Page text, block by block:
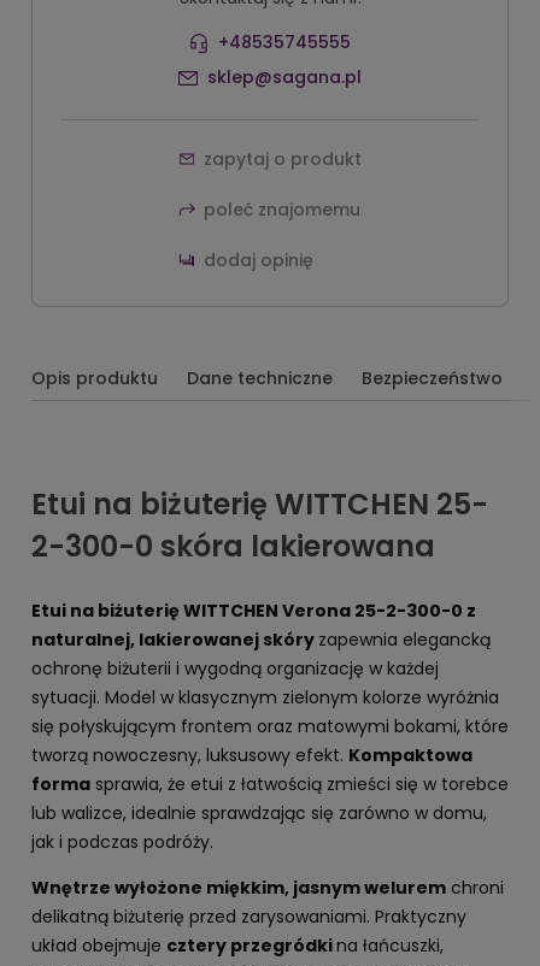
+48535745555
sklep@sagana.pl
zapytaj o produkt
poleć znajomemu
dodaj opinię
Opis produktu Dane techniczne Bezpieczeństwo
Etui na biżuterię WITTCHEN 25-
2-300-0 skóra lakierowana
Etui na biżuterię WITTCHEN Verona 25-2-300-0 z
naturalnej, lakierowanej skóry zapewnia elegancką
ochronę biżuterii i wygodną organizację w każdej
sytuacji. Model w klasycznym zielonym kolorze wyróżnia
się połyskującym frontem oraz matowymi bokami, które
tworzą nowoczesny, luksusowy efekt. Kompaktowa
forma sprawia, że etui z łatwością zmieści się w torebce
lub walizce, idealnie sprawdzając się zarówno w domu,
jak i podczas podróży.
Wnętrze wyłożone miękkim, jasnym welurem chroni
delikatną biżuterię przed zarysowaniami. Praktyczny
układ obejmuje cztery przegródkina łańcuszki,